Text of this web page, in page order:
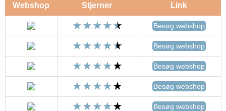
Webshop Stjerner Link
Besøg webshop
Besøg webshop
Besøg webshop
Besøg webshop
Besøg webshop